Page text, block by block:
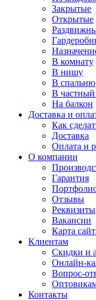
Закрытые
Открытые
В комнату
В нишу
В спальню
В
На балкон
Доставка и
Как
Доставка
Оплата и
О компании
Гарантия
Отзывы
Реквизиты
Вакансии
Карта
Клиентам
Скидки и
Онлайн-
Вопрос-
Контакты